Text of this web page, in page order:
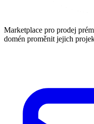
Marketplace pro prodej
domén proměnit jejich